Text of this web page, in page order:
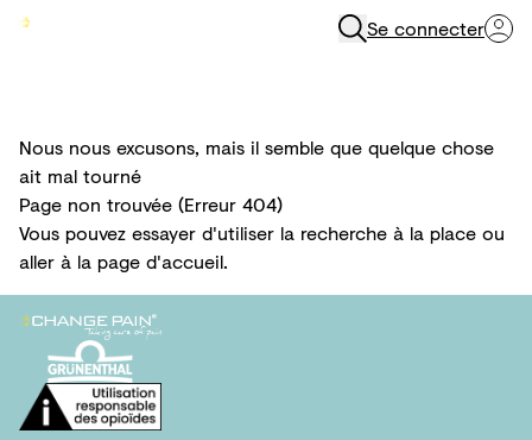
Se connecter
Nous nous excusons, mais il semble que quelque chose
ait mal tourné
Page non trouvée (Erreur 404)
Vous pouvez essayer d'utiliser la recherche à la place ou
aller à la page d'accueil.